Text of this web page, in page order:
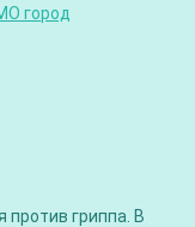
город
против гриппа. В